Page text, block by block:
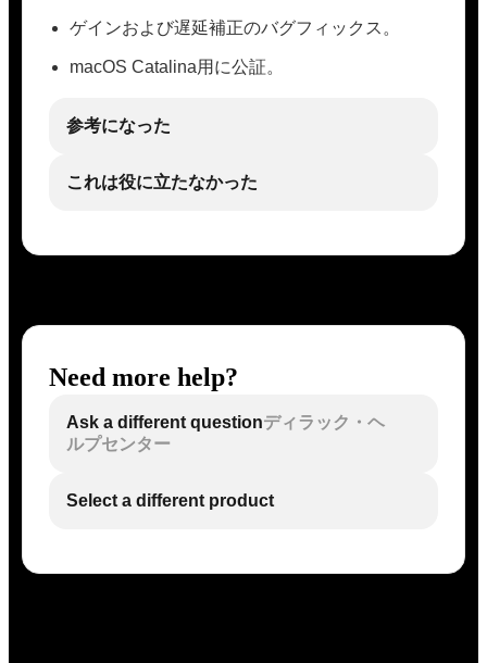
ゲインおよび遅延補正のバグフィックス。
macOS Catalina用に公証。
参考になった
これは役に立たなかった
Need more help?
Ask a different questionディラック・ヘ
ルプセンター
Select a different product